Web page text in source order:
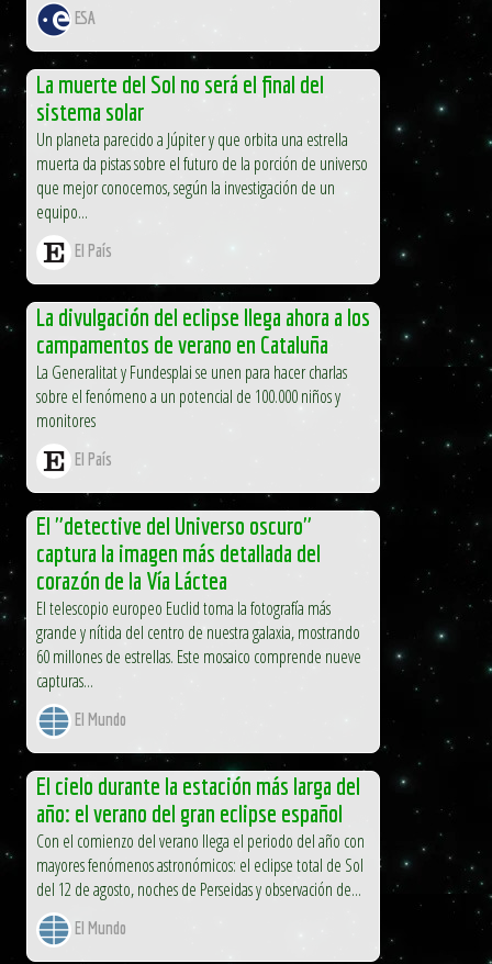
ESA
La muerte del Sol no será el final del
sistema solar
Un planeta parecido a Júpiter y que orbita una estrella
muerta da pistas sobre el futuro de la porción de universo
que mejor conocemos, según la investigación de un
equipo...
El País
La divulgación del eclipse llega ahora a los
campamentos de verano en Cataluña
La Generalitat y Fundesplai se unen para hacer charlas
sobre el fenómeno a un potencial de 100.000 niños y
monitores
El País
El "detective del Universo oscuro"
captura la imagen más detallada del
corazón de la Vía Láctea
El telescopio europeo Euclid toma la fotografía más
grande y nítida del centro de nuestra galaxia, mostrando
60 millones de estrellas. Este mosaico comprende nueve
capturas...
El Mundo
El cielo durante la estación más larga del
año: el verano del gran eclipse español
Con el comienzo del verano llega el periodo del año con
mayores fenómenos astronómicos: el eclipse total de Sol
del 12 de agosto, noches de Perseidas y observación de...
El Mundo